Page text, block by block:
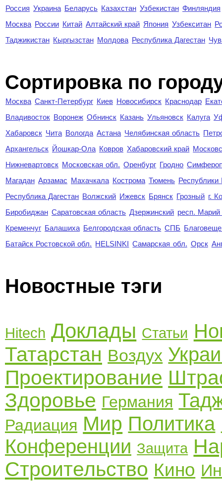
Россия Украина Беларусь Казахстан Узбекистан Финляндия
Москва России Китай Алтайский край Япония Узбекситан
Таджикистан Кыргызстан Молдова Республика Дагестан
Cортировка по
Москва Санкт-Петербург Киев Новосибирск Краснодар
Владивосток Воронеж Обнинск Казань Ульяновск Калуга
Хабаровск Чита Вологда Астана Челябинская область
Архангельск Йошкар-Ола Ковров Хабаровский край
Нижневартовск Московская обл. Оренбург Гродно
Магадан Арзамас Махачкала Кострома Тюмень Республики
Республика Дагестан Волжский Ижевск Брянск Грозный г.
Биробиджан Саратовская область Дзержинский респ.
Кременчуг Балашиха Белгородская область СПБ
Батайск Ростовской обл. HELSINKI Самарская обл. Орск
Новостные тэги
Hitech Доклады Статьи
Татарстан Воздух
Проектирование
Здоровье Германия
Радиация Мир Политика
Конференции Защита
Строительство Кино